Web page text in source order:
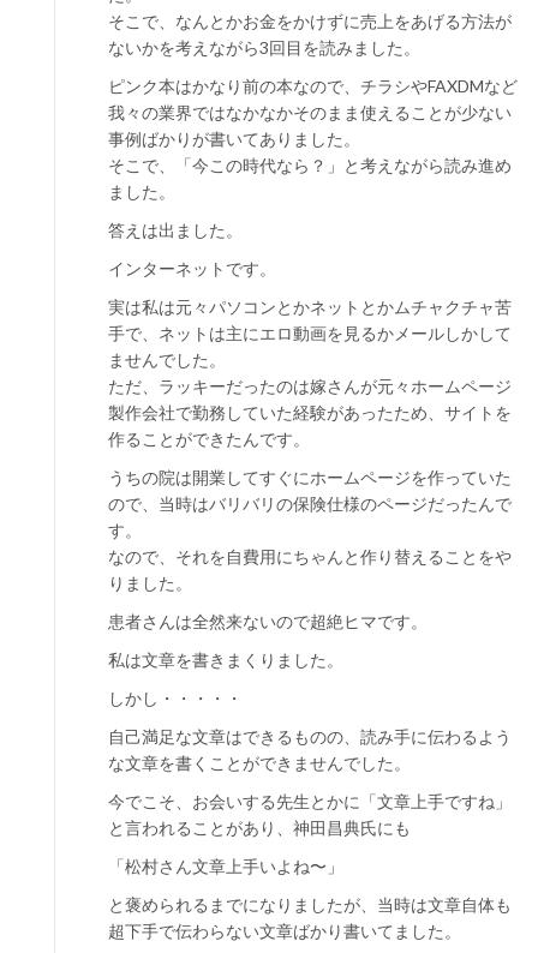
そこで、なんとかお金をかけずに売上をあげる方法が
ないかを考えながら3回目を読みました。
ピンク本はかなり前の本なので、チラシやFAXDMなど
我々の業界ではなかなかそのまま使えることが少ない
事例ばかりが書いてありました。
そこで、「今この時代なら？」と考えながら読み進め
ました。
答えは出ました。
インターネットです。
実は私は元々パソコンとかネットとかムチャクチャ苦
手で、ネットは主にエロ動画を見るかメールしかして
ませんでした。
ただ、ラッキーだったのは嫁さんが元々ホームページ
製作会社で勤務していた経験があったため、サイトを
作ることができたんです。
うちの院は開業してすぐにホームページを作っていた
ので、当時はバリバリの保険仕様のページだったんで
す。
なので、それを自費用にちゃんと作り替えることをや
りました。
患者さんは全然来ないので超絶ヒマです。
私は文章を書きまくりました。
しかし・・・・・
自己満足な文章はできるものの、読み手に伝わるよう
な文章を書くことができませんでした。
今でこそ、お会いする先生とかに「文章上手ですね」
と言われることがあり、神田昌典氏にも
「松村さん文章上手いよね〜」
と褒められるまでになりましたが、当時は文章自体も
超下手で伝わらない文章ばかり書いてました。